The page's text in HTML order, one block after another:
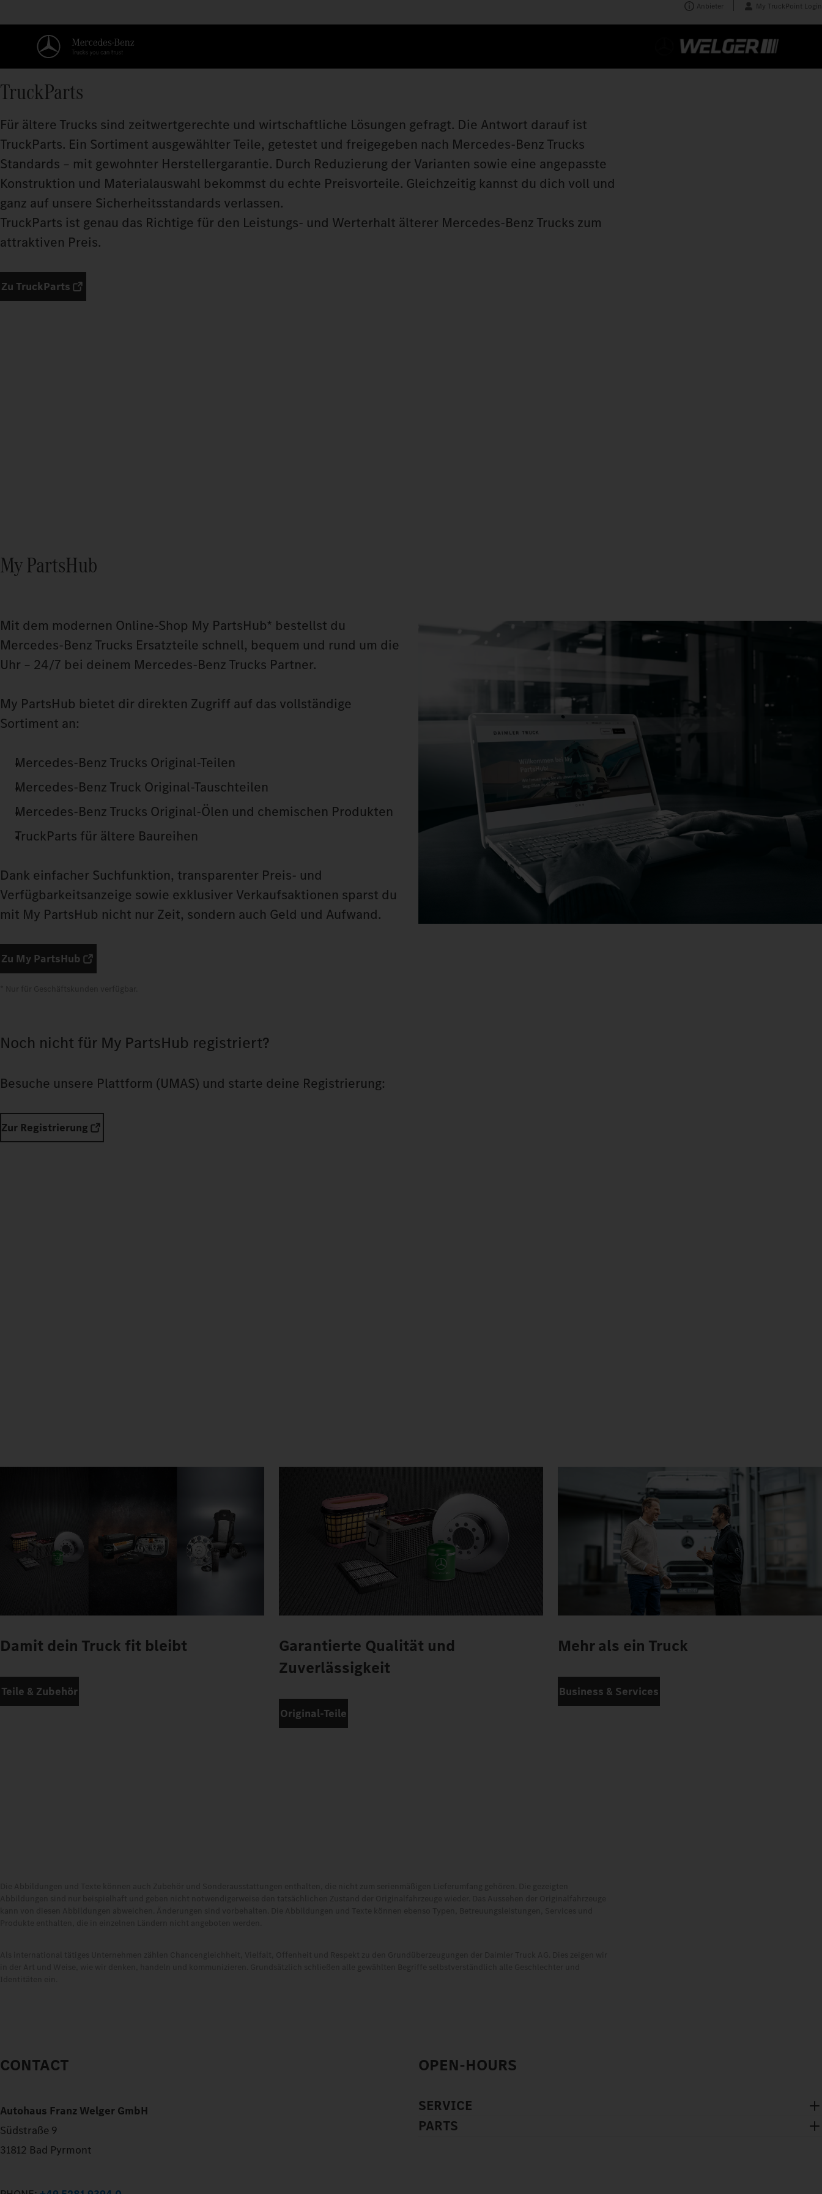
Anbieter My TruckPoint Login
TruckParts
Für ältere Trucks sind zeitwertgerechte und wirtschaftliche Lösungen gefragt. Die Antwort darauf ist
TruckParts. Ein Sortiment ausgewählter Teile, getestet und freigegeben nach Mercedes‑Benz Trucks
Standards – mit gewohnter Herstellergarantie. Durch Reduzierung der Varianten sowie eine angepasste
Konstruktion und Materialauswahl bekommst du echte Preisvorteile. Gleichzeitig kannst du dich voll und
ganz auf unsere Sicherheitsstandards verlassen.
TruckParts ist genau das Richtige für den Leistungs- und Werterhalt älterer Mercedes‑Benz Trucks zum
attraktiven Preis.​
Zu TruckParts
My PartsHub
Mit dem modernen Online-Shop My PartsHub* bestellst du
Mercedes‑Benz Trucks Ersatzteile schnell, bequem und rund um die
Uhr – 24/7 bei deinem Mercedes‑Benz Trucks Partner.
My PartsHub bietet dir direkten Zugriff auf das vollständige
Sortiment an:
Mercedes‑Benz Trucks Original-Teilen
Mercedes‑Benz Truck Original-Tauschteilen
Mercedes‑Benz Trucks Original-Ölen und chemischen Produkten
TruckParts für ältere Baureihen
Dank einfacher Suchfunktion, transparenter Preis- und
Verfügbarkeitsanzeige sowie exklusiver Verkaufsaktionen sparst du
mit My PartsHub nicht nur Zeit, sondern auch Geld und Aufwand.
Zu My PartsHub
Noch nicht für My PartsHub registriert?
Besuche unsere Plattform (UMAS) und starte deine Registrierung:
Zur Registrierung
Damit dein Truck fit bleibt
Teile & Zubehör
Garantierte Qualität und
Zuverlässigkeit
Original-Teile
Mehr als ein Truck
Business & Services
CONTACT
Autohaus Franz Welger GmbH
Südstraße 9
31812 Bad Pyrmont
OPEN-HOURS
SERVICE
PARTS